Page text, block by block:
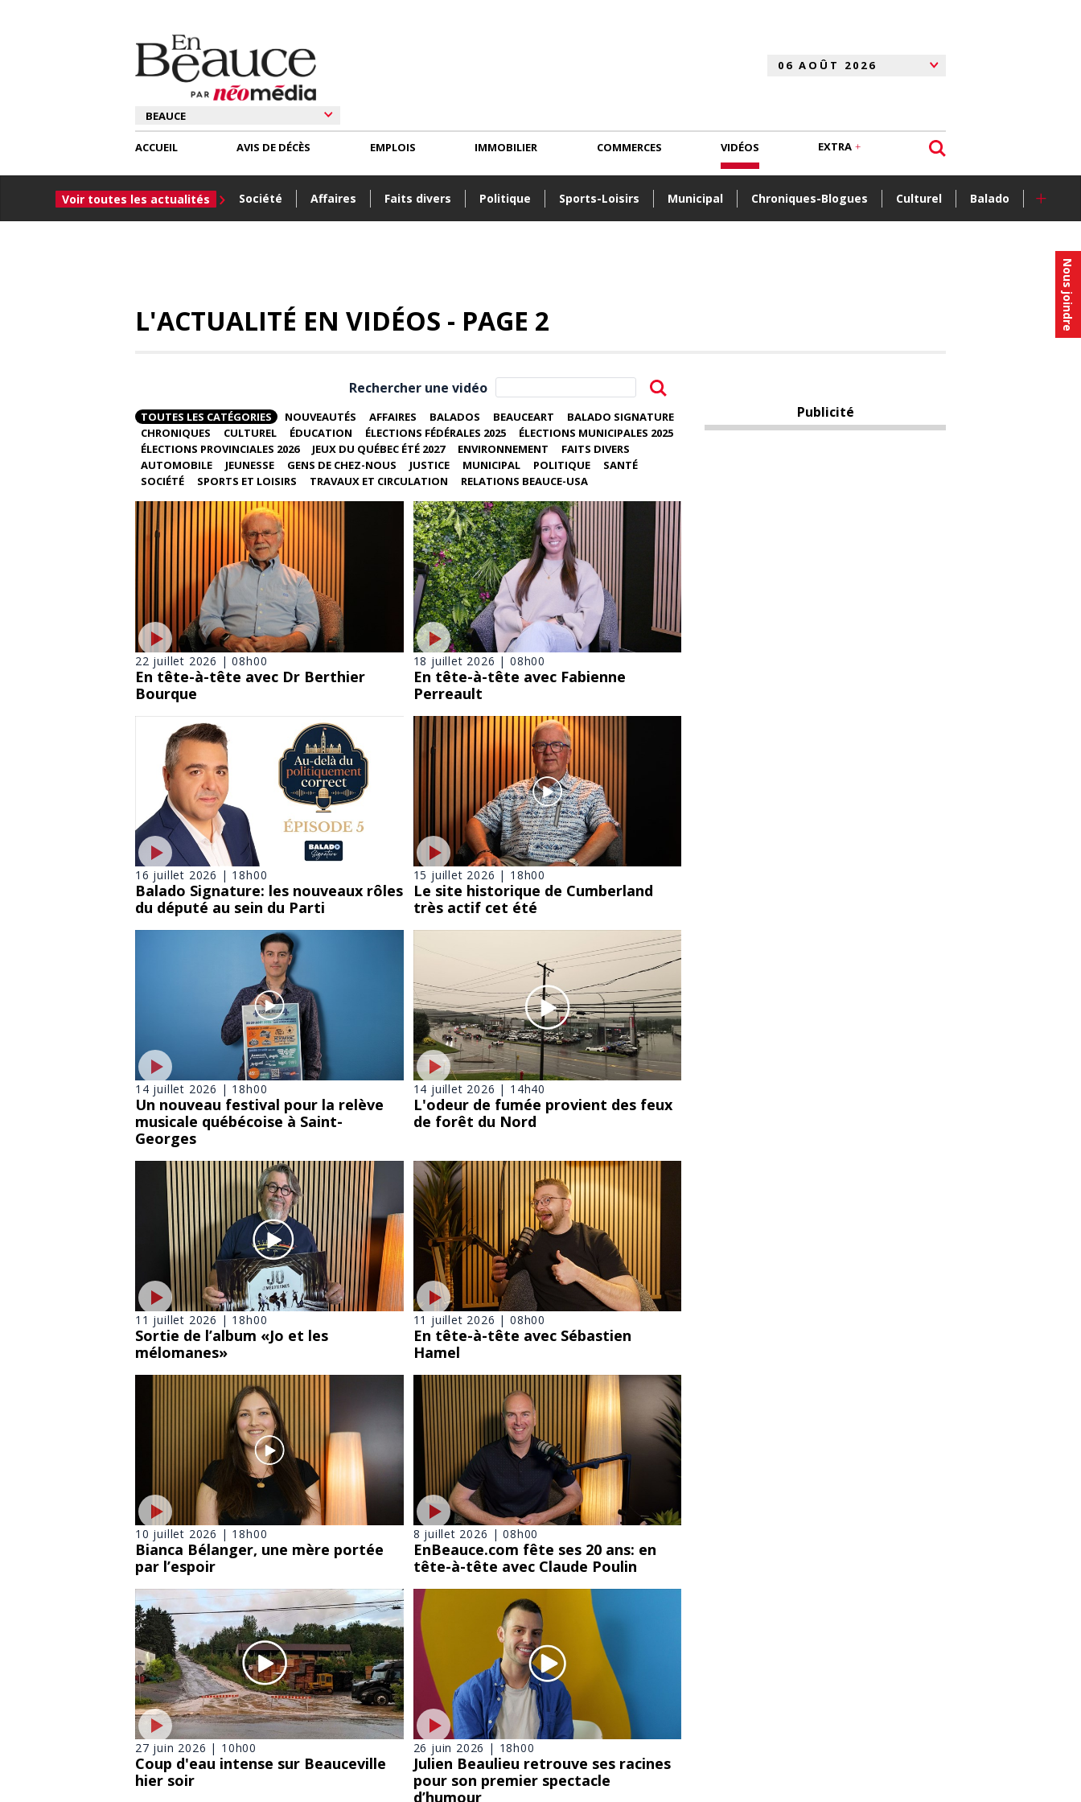
Nous joindre
ACCUEIL
Voir toutes les actualités Société Affaires Faits divers Politique Sports-Loisirs Municipal Chroniques-Blogues Culturel Balado +
AVIS DE DÉCÈS EMPLOIS IMMOBILIER COMMERCES VIDÉOS EXTRA
L'ACTUALITÉ EN VIDÉOS - PAGE 2
Rechercher une vidéo
TOUTES LES CATÉGORIES NOUVEAUTÉS AFFAIRES BALADOS BEAUCEART
BALADO SIGNATURE
CHRONIQUES
CULTUREL ÉDUCATION ÉLECTIONS FÉDÉRALES 2025
ÉLECTIONS MUNICIPALES 2025
ÉLECTIONS PROVINCIALES 2026
JEUX DU QUÉBEC ÉTÉ 2027 ENVIRONNEMENT
FAITS DIVERS
AUTOMOBILE
JEUNESSE GENS DE CHEZ-NOUS JUSTICE MUNICIPAL POLITIQUE
SANTÉ
SOCIÉTÉ
SPORTS ET LOISIRS TRAVAUX ET CIRCULATION RELATIONS BEAUCE-USA
22 juillet 2026 | 08h00
En tête-à-tête avec Dr Berthier
Bourque
18 juillet 2026 | 08h00
En tête-à-tête avec Fabienne
Perreault
16 juillet 2026 | 18h00
Balado Signature: les nouveaux rôles
du député au sein du Parti
15 juillet 2026 | 18h00
Le site historique de Cumberland
très actif cet été
14 juillet 2026 | 18h00
Un nouveau festival pour la relève
musicale québécoise à Saint-
Georges
14 juillet 2026 | 14h40
L'odeur de fumée provient des feux
de forêt du Nord
11 juillet 2026 | 18h00
Sortie de l’album «Jo et les
mélomanes»
11 juillet 2026 | 08h00
En tête-à-tête avec Sébastien
Hamel
10 juillet 2026 | 18h00
Bianca Bélanger, une mère portée
par l’espoir
8 juillet 2026 | 08h00
EnBeauce.com fête ses 20 ans: en
tête-à-tête avec Claude Poulin
27 juin 2026 | 10h00
Coup d'eau intense sur Beauceville
hier soir
26 juin 2026 | 18h00
Julien Beaulieu retrouve ses racines
pour son premier spectacle
d’humour
Publicité